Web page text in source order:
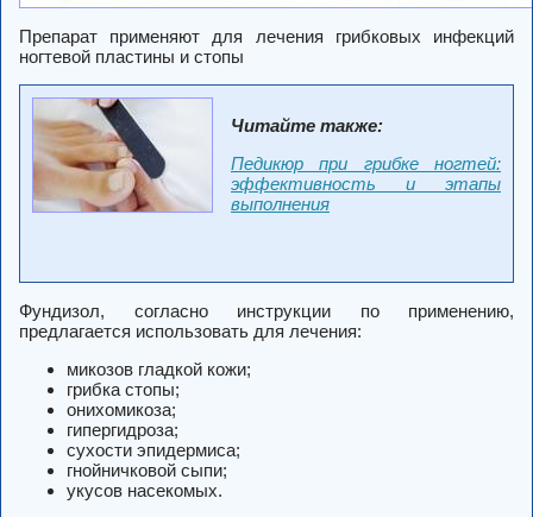
Препарат применяют для лечения грибковых инфекций
ногтевой пластины и стопы
Читайте также:
Педикюр при грибке ногтей:
эффективность и этапы
выполнения
Фундизол, согласно инструкции по применению,
предлагается использовать для лечения:
микозов гладкой кожи;
грибка стопы;
онихомикоза;
гипергидроза;
сухости эпидермиса;
гнойничковой сыпи;
укусов насекомых.